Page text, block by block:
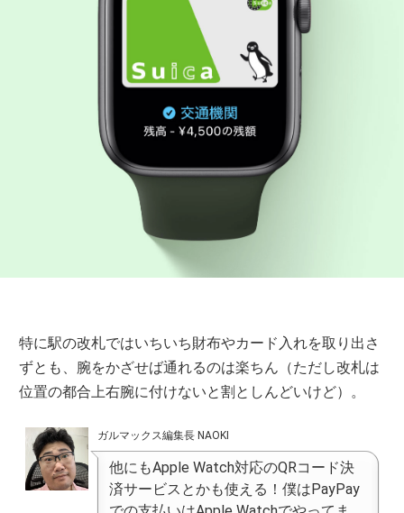
特に駅の改札ではいちいち財布やカード入れを取り出さ
ずとも、腕をかざせば通れるのは楽ちん（ただし改札は
位置の都合上右腕に付けないと割としんどいけど）。
ガルマックス編集長 NAOKI
他にもApple Watch対応のQRコード決
済サービスとかも使える！僕はPayPay